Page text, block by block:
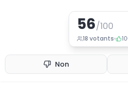
56/100
18 votants 10
Non